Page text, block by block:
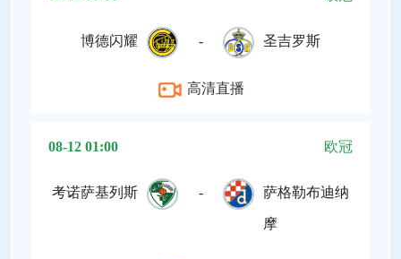
博德闪耀 - 圣吉罗斯
高清直播
08-12 01:00 欧冠
考诺萨基列斯 - 萨格勒布迪纳
摩